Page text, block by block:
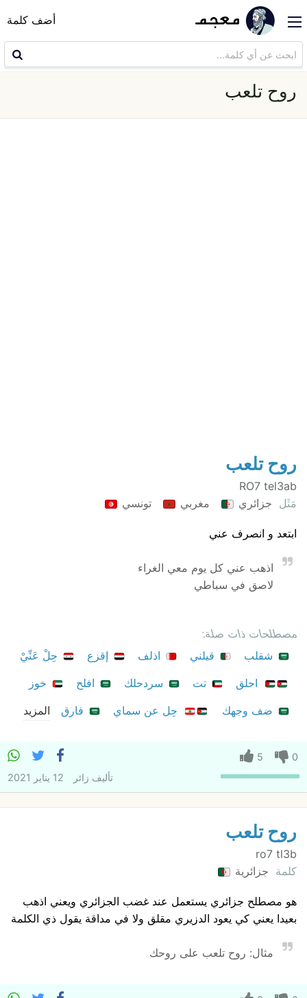
أضف كلمة
روح تلعب
روح تلعب
RO7 tel3ab
مَثَل جزائري مغربي تونسي
ابتعد و انصرف عني
اذهب عني كل يوم معي الغراء
لاصق في سباطي
مصطلحات ذات صلة:
شقلب
قيلني اذلف إقزع
حِلْ عَنِّيْ
احلق
تت سردحلك افلح
خوز
ضف وجهك
حِل عن سماي فارق المزيد
0
5
تأليف زائر 12 يناير 2021
روح تلعب
ro7 tl3b
كلمة جزائرية
هو مصطلح جزائري يستعمل عند غضب الجزائري ويعني اذهب
بعيدا يعني كي يعود الدزيري مقلق ولا في مداقة يقول ذي الكلمة
مثال: روح تلعب على روحك